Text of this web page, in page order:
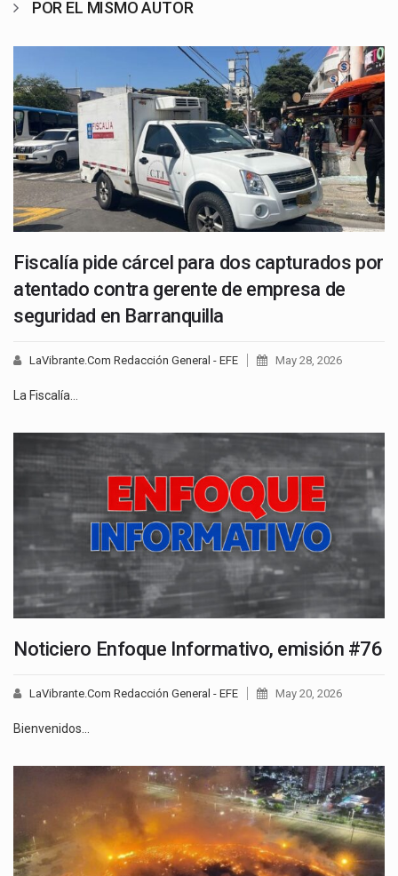
POR EL MISMO AUTOR
Fiscalía pide cárcel para dos capturados por
atentado contra gerente de empresa de
seguridad en Barranquilla
LaVibrante.Com Redacción General - EFE May 28, 2026
La Fiscalía…
Noticiero Enfoque Informativo, emisión #76
LaVibrante.Com Redacción General - EFE May 20, 2026
Bienvenidos…